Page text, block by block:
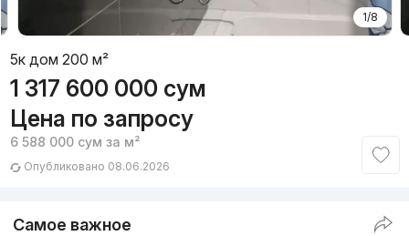
1/8
5к дом 200 м²
1 317 600 000 сум
Цена по запросу
6 588 000 сум за м²
Опубликовано 08.06.2026
Самое важное